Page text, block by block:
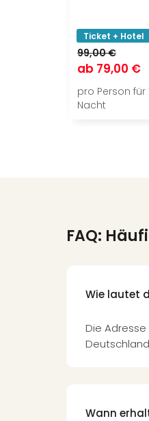
Ticket + Hotel
99,00 €
ab 79,00 €
pro Person für
Nacht
FAQ:
Wie lautet
Die Adresse
Deutschland
Wann